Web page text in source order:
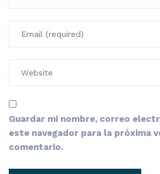
Guardar mi nombre, correo
este navegador para la próxima
comentario.